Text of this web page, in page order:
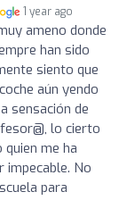
1 year ago
ameno donde
han sido
siento que
aún yendo
sensación de
lo cierto
me ha
impecable. No
para